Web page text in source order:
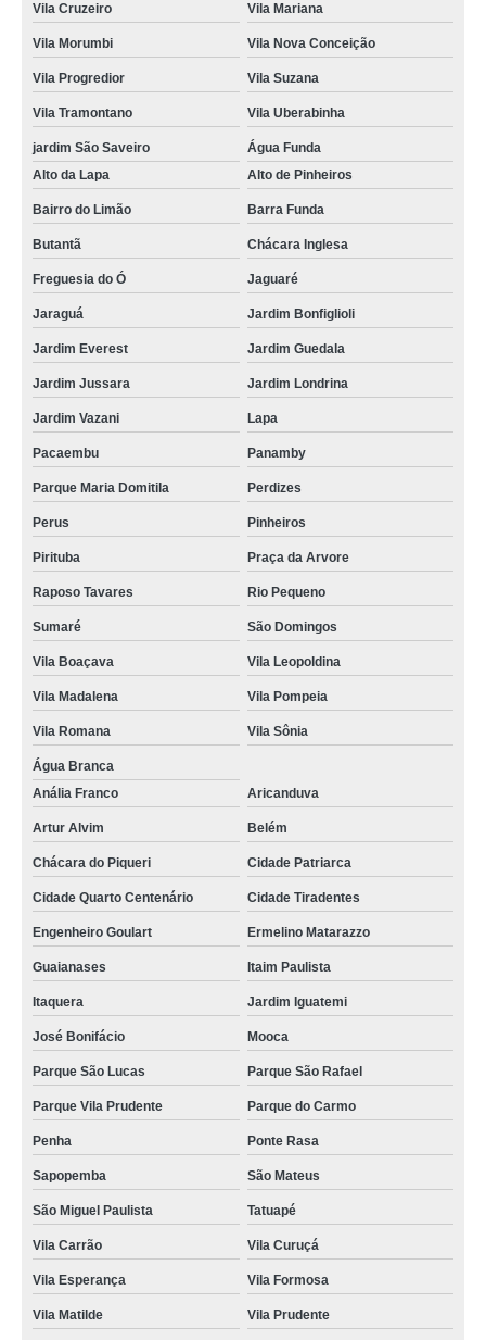
Vila Cruzeiro Vila Mariana
Vila Morumbi Vila Nova Conceição
Vila Progredior Vila Suzana
Vila Tramontano Vila Uberabinha
jardim São Saveiro
Água Funda
Alto da Lapa
Alto de Pinheiros
Bairro do Limão Barra Funda
Butantã Chácara Inglesa
Freguesia do Ó Jaguaré
Jaraguá Jardim Bonfiglioli
Jardim Everest Jardim Guedala
Jardim Jussara Jardim Londrina
Jardim Vazani Lapa
Pacaembu Panamby
Parque Maria Domitila Perdizes
Perus Pinheiros
Pirituba Praça da Arvore
Raposo Tavares Rio Pequeno
Sumaré São Domingos
Vila Boaçava Vila Leopoldina
Vila Madalena Vila Pompeia
Vila Romana Vila Sônia
Água Branca
Anália Franco
Aricanduva
Artur Alvim Belém
Chácara do Piqueri Cidade Patriarca
Cidade Quarto Centenário Cidade Tiradentes
Engenheiro Goulart Ermelino Matarazzo
Guaianases Itaim Paulista
Itaquera Jardim Iguatemi
José Bonifácio Mooca
Parque São Lucas Parque São Rafael
Parque Vila Prudente Parque do Carmo
Penha Ponte Rasa
Sapopemba São Mateus
São Miguel Paulista Tatuapé
Vila Carrão Vila Curuçá
Vila Esperança Vila Formosa
Vila Matilde Vila Prudente